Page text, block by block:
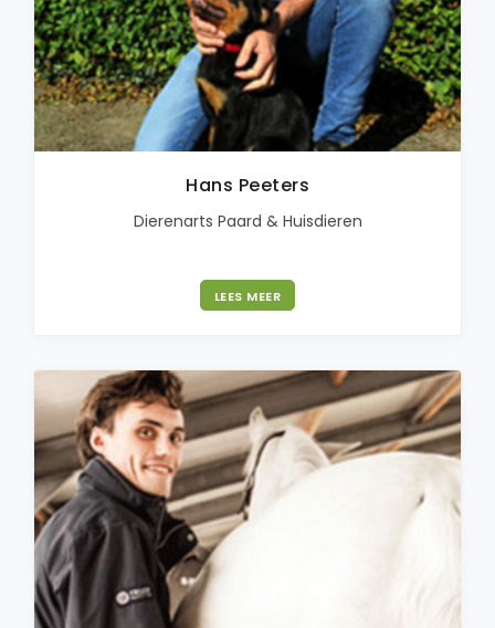
Hans Peeters
Dierenarts Paard & Huisdieren
LEES MEER